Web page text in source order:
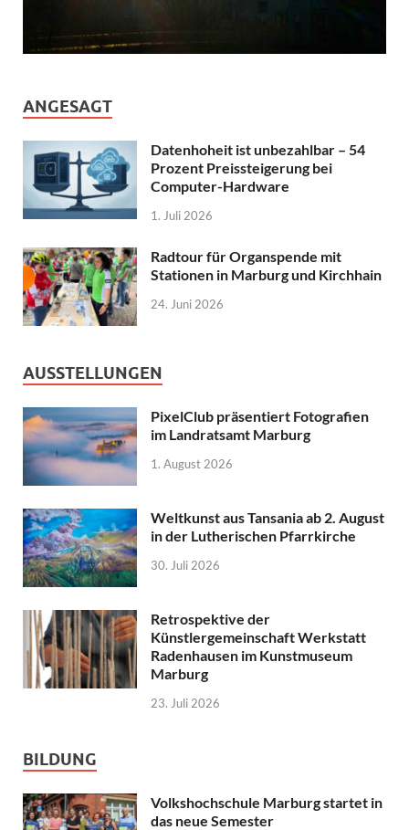
ANGESAGT
Datenhoheit ist unbezahlbar – 54
Prozent Preissteigerung bei
Computer-Hardware
1. Juli 2026
Radtour für Organspende mit
Stationen in Marburg und Kirchhain
24. Juni 2026
AUSSTELLUNGEN
PixelClub präsentiert Fotografien
im Landratsamt Marburg
1. August 2026
Weltkunst aus Tansania ab 2. August
in der Lutherischen Pfarrkirche
30. Juli 2026
Retrospektive der
Künstlergemeinschaft Werkstatt
Radenhausen im Kunstmuseum
Marburg
23. Juli 2026
BILDUNG
Volkshochschule Marburg startet in
das neue Semester